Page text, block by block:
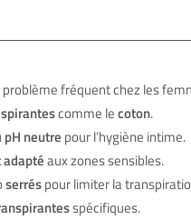
problème fréquent chez les
comme lecoton.
pH neutre pour l’hygiène intime.
aux zones sensibles.
serréspour limiter la
spécifiques.